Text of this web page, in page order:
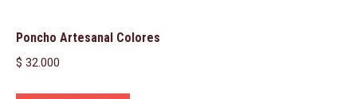
Poncho Artesanal Colores
$ 32.000